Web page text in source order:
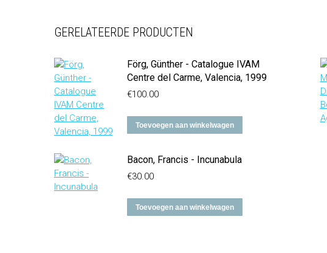
GERELATEERDE PRODUCTEN
Förg, Günther - Catalogue IVAM
Centre del Carme, Valencia, 1999
€100.00
Toevoegen aan winkelwagen
Bacon, Francis - Incunabula
€30.00
Toevoegen aan winkelwagen